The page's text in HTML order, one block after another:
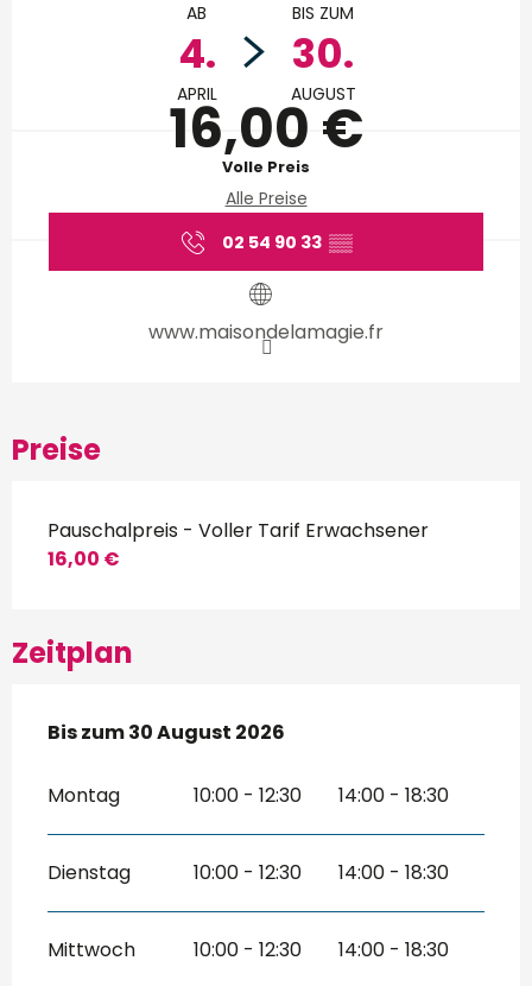
AB
4.
APRIL
BIS ZUM
30.
AUGUST
16,00 €
Volle Preis
Alle Preise
02 54 90 33 ▒▒
www.maisondelamagie.fr
Preise
Pauschalpreis - Voller Tarif Erwachsener
16,00 €
Zeitplan
vom4 April 2026bis zum
Bis zum30 August 2026
Montag 10:00 - 12:30 14:00 - 18:30
Dienstag 10:00 - 12:30 14:00 - 18:30
Mittwoch 10:00 - 12:30 14:00 - 18:30